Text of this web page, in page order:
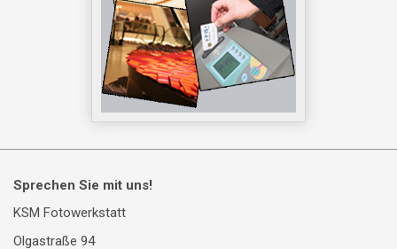
Sprechen Sie mit uns!
KSM Fotowerkstatt
Olgastraße 94